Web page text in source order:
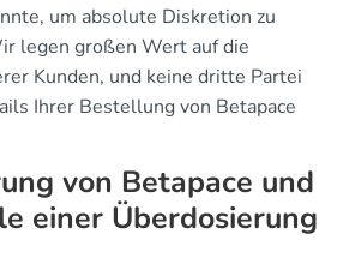
um absolute Diskretion zu
legen großen Wert auf die
Kunden, und keine dritte Partei
Ihrer Bestellung von Betapace
von Betapace und
einer Überdosierung